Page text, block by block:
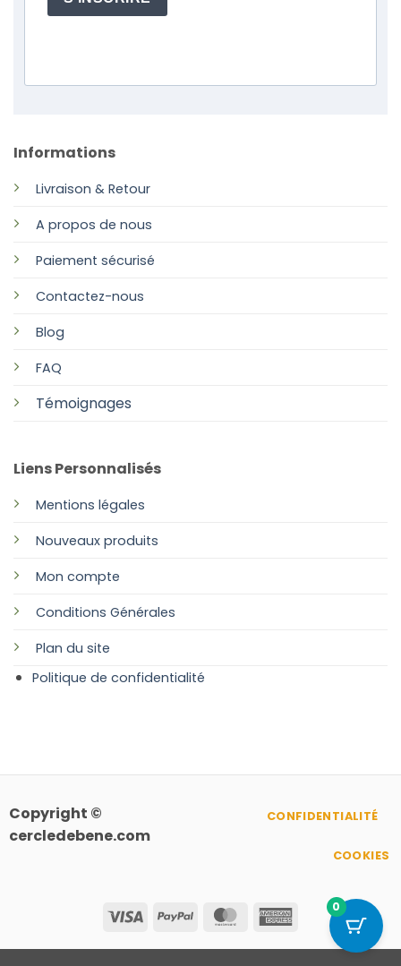
Informations
Livraison & Retour
A propos de nous
Paiement sécurisé
Contactez-nous
Blog
FAQ
Témoignages
Liens Personnalisés
Mentions légales
Nouveaux produits
Mon compte
Conditions Générales
Plan du site
Politique de confidentialité
Copyright ©
cercledebene.com
Visa PayPal MasterCardAmerican
Express
CONFIDENTIALITÉ
COOKIES
0